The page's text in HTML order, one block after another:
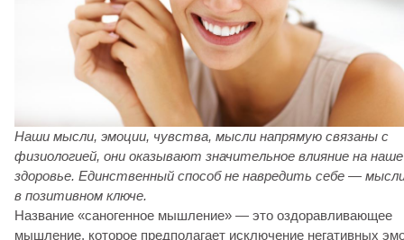
Наши мысли, эмоции, чувства, мысли напрямую связаны с
физиологией, они оказывают значительное влияние на наше
здоровье. Единственный способ не навредить себе —
в позитивном ключе.
Название «саногенное мышление» — это оздоравливающее
мышление, которое предполагает исключение негативных